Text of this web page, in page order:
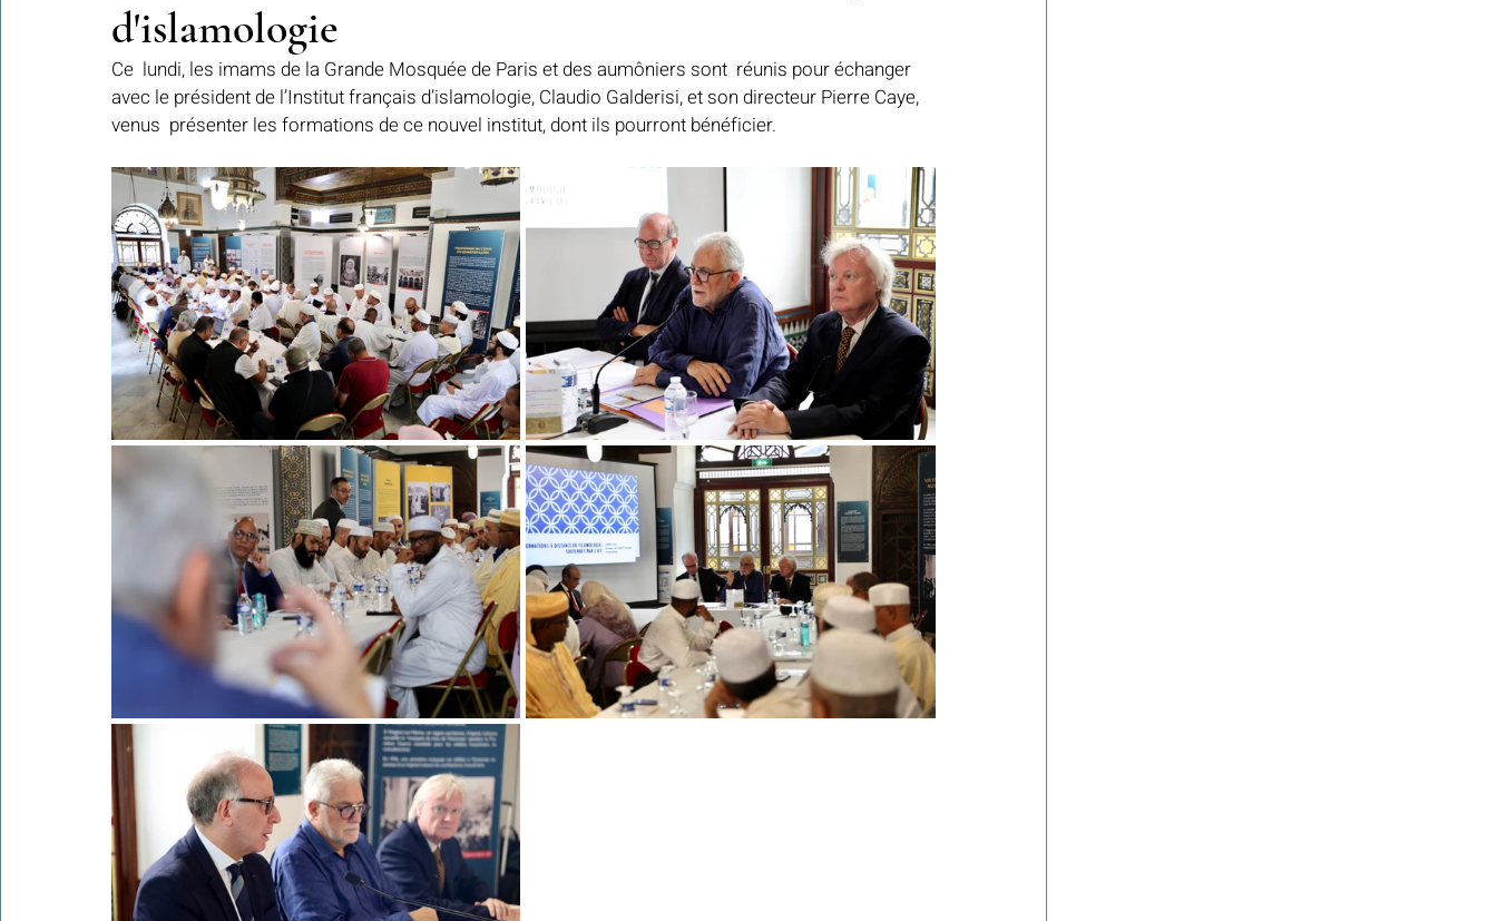
commémorations Hommage Fédération GMP
Colonies de vacances Algérie 2024 ​​Focus sur une actualité Notre mosquée Sabil al-Iman Récits célestes
Le Hadith de la semaine Les Noms et Attributs d'Allah Regard fraternel Lumière et lieux saints De la Révélation à nos jours
Les Mots Voyageurs
d'islamologie
Ce  lundi, les imams de la Grande Mosquée de Paris et des aumôniers sont  réunis pour échanger
avec le président de l’Institut français d’islamologie, Claudio Galderisi, et son directeur Pierre Caye,
venus  présenter les formations de ce nouvel institut, dont ils pourront bénéficier.